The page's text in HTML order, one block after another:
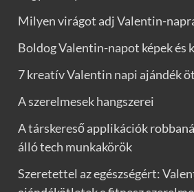
Milyen virágot adj Valentin-
Boldog Valentin-napot képek és
7 kreatív Valentin napi ajándék
A szerelmesek hangszerei
A társkereső applikációk
álló tech munkakörök
Szeretettel az egészségért: